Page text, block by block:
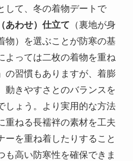
して、冬の着物デートで
あわせ）仕立て （裏地が身
物）を選ぶことが防寒の基
よっては二枚の着物を重ね
の習慣もありますが、着膨
動きやすさとのバランスを
しょう。より実用的な方法
重ねる長襦袢の素材を工夫
ーを重ね着したりすること
も高い防寒性を確保できま